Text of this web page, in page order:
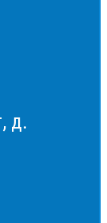
д.